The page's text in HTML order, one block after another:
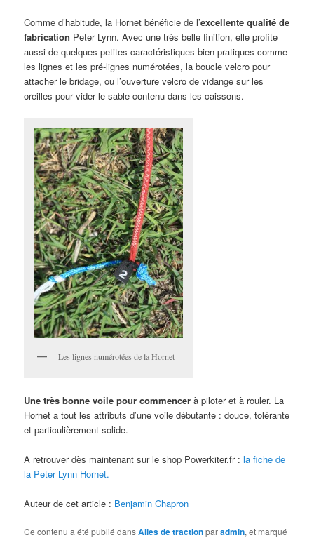
Comme d’habitude, la Hornet bénéficie de l’excellente qualité de
fabrication Peter Lynn. Avec une très belle finition, elle profite
aussi de quelques petites caractéristiques bien pratiques comme
les lignes et les pré-lignes numérotées, la boucle velcro pour
attacher le bridage, ou l’ouverture velcro de vidange sur les
oreilles pour vider le sable contenu dans les caissons.
Les lignes numérotées de la Hornet
Une très bonne voile pour commencer à piloter et à rouler. La
Hornet a tout les attributs d’une voile débutante : douce, tolérante
et particulièrement solide.
A retrouver dès maintenant sur le shop Powerkiter.fr :la fiche de
la Peter Lynn Hornet.
Auteur de cet article : Benjamin Chapron
Ce contenu a été publié dansAiles de tractionparadmin, et marqué